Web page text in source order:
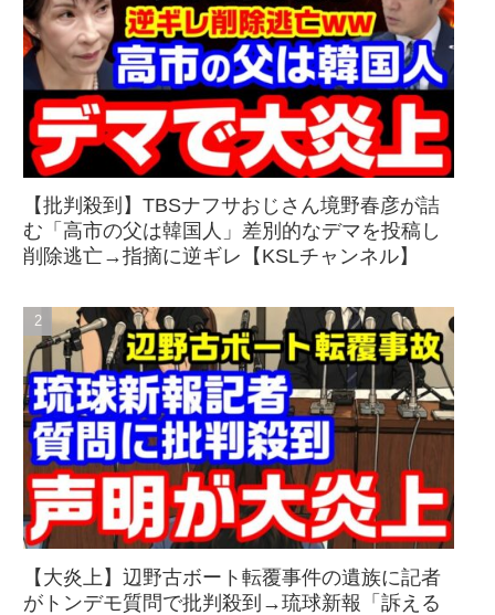
【批判殺到】TBSナフサおじさん境野春彦が詰
む「高市の父は韓国人」差別的なデマを投稿し
削除逃亡→指摘に逆ギレ【KSLチャンネル】
【大炎上】辺野古ボート転覆事件の遺族に記者
がトンデモ質問で批判殺到→琉球新報「訴える